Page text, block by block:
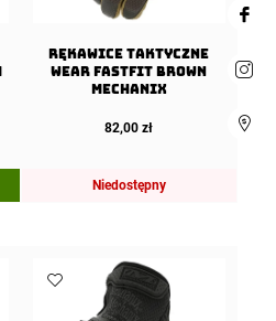
Rękawice taktyczne
Wear FastFit Brown
Mechanix
82,00zł
Niedostępny